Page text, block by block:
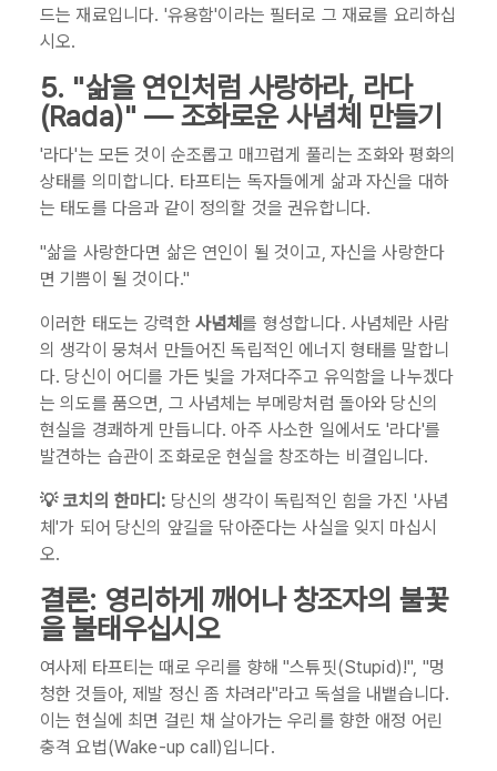
드는 재료입니다. '유용함'이라는 필터로 그 재료를 요리하십
시오.
5. "삶을 연인처럼 사랑하라, 라다
(Rada)" — 조화로운 사념체 만들기
'라다'는 모든 것이 순조롭고 매끄럽게 풀리는 조화와 평화의
상태를 의미합니다. 타프티는 독자들에게 삶과 자신을 대하
는 태도를 다음과 같이 정의할 것을 권유합니다.
"삶을 사랑한다면 삶은 연인이 될 것이고, 자신을 사랑한다
면 기쁨이 될 것이다."
이러한 태도는 강력한 사념체를 형성합니다. 사념체란 사람
의 생각이 뭉쳐서 만들어진 독립적인 에너지 형태를 말합니
다. 당신이 어디를 가든 빛을 가져다주고 유익함을 나누겠다
는 의도를 품으면, 그 사념체는 부메랑처럼 돌아와 당신의
현실을 경쾌하게 만듭니다. 아주 사소한 일에서도 '라다'를
발견하는 습관이 조화로운 현실을 창조하는 비결입니다.
💡 코치의 한마디: 당신의 생각이 독립적인 힘을 가진 '사념
체'가 되어 당신의 앞길을 닦아준다는 사실을 잊지 마십시
오.
결론: 영리하게 깨어나 창조자의 불꽃
을 불태우십시오
여사제 타프티는 때로 우리를 향해 "스튜핏(Stupid)!", "멍
청한 것들아, 제발 정신 좀 차려라"라고 독설을 내뱉습니다.
이는 현실에 최면 걸린 채 살아가는 우리를 향한 애정 어린
충격 요법(Wake-up call)입니다.